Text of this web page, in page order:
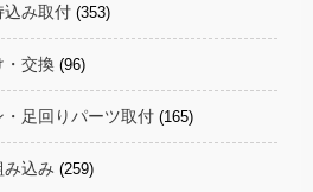
込み取付 (353)
・交換 (96)
足回りパーツ取付 (165)
み込み (259)